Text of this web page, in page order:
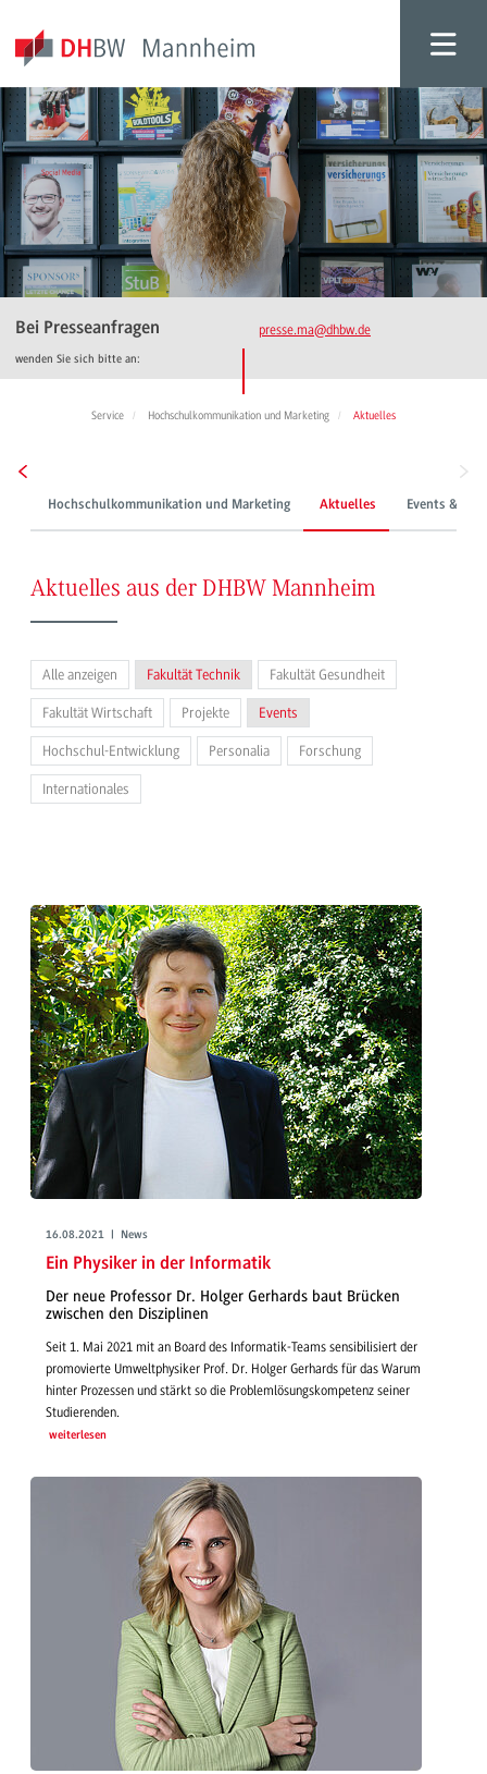
Bei Presseanfragen
wenden Sie sich bitte an:
presse.ma@dhbw.de
Service Hochschulkommunikation und Marketing Aktuelles
Hochschulkommunikation und Marketing Aktuelles Events &
Aktuelles aus der DHBW Mannheim
Alle anzeigen Fakultät Technik Fakultät Gesundheit
Fakultät Wirtschaft Projekte Events
Hochschul-Entwicklung Personalia Forschung
Internationales
16.08.2021 | News
Ein Physiker in der Informatik
Der neue Professor Dr. Holger Gerhards baut Brücken
zwischen den Disziplinen
Seit 1. Mai 2021 mit an Board des Informatik-Teams sensibilisiert der
promovierte Umweltphysiker Prof. Dr. Holger Gerhards für das Warum
hinter Prozessen und stärkt so die Problemlösungskompetenz seiner
Studierenden.
weiterlesen